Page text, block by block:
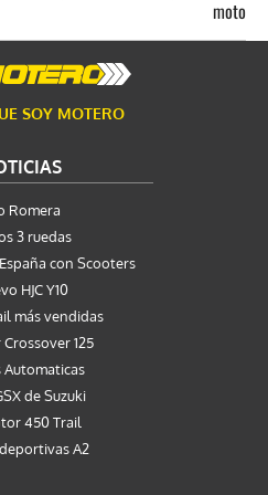
moto
SOY MOTERO
Romera
3 ruedas
con Scooters
HJC Y10
más vendidas
125
de Suzuki
450 Trail
A2